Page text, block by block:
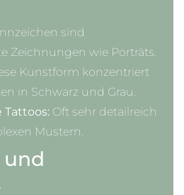
sind
Zeichnungen wie Porträts.
Kunstform konzentriert
in Schwarz und Grau.
Tattoos: Oft sehr detailreich
Mustern.
und